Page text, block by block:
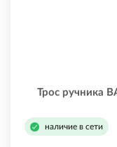
Трос ручника
наличие в сети